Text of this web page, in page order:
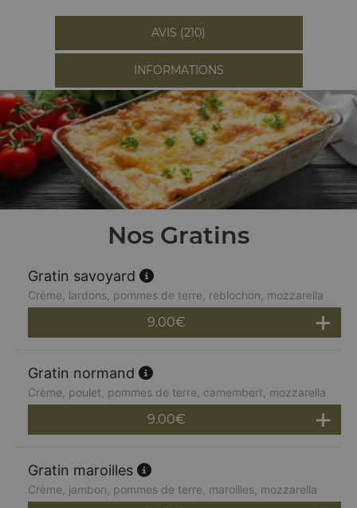
AVIS (210)
INFORMATIONS
Nos Gratins
Gratin savoyard
Crème, lardons, pommes de terre, reblochon, mozzarella
9.00€
Gratin normand
Crème, poulet, pommes de terre, camembert, mozzarella
9.00€
Gratin maroilles
Crème, jambon, pommes de terre, maroilles, mozzarella